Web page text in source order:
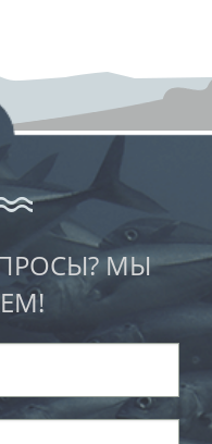
МЫ